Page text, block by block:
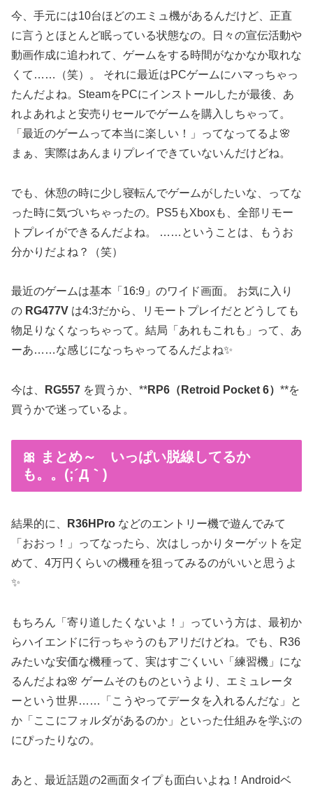
今、手元には10台ほどのエミュ機があるんだけど、正直
に言うとほとんど眠っている状態なの。日々の宣伝活動や
動画作成に追われて、ゲームをする時間がなかなか取れな
くて……（笑）。 それに最近はPCゲームにハマっちゃっ
たんだよね。SteamをPCにインストールしたが最後、あ
れよあれよと安売りセールでゲームを購入しちゃって。
「最近のゲームって本当に楽しい！」ってなってるよ🌸
まぁ、実際はあんまりプレイできていないんだけどね。
でも、休憩の時に少し寝転んでゲームがしたいな、ってな
った時に気づいちゃったの。PS5もXboxも、全部リモー
トプレイができるんだよね。 ……ということは、もうお
分かりだよね？（笑）
最近のゲームは基本「16:9」のワイド画面。 お気に入り
の RG477V は4:3だから、リモートプレイだとどうしても
物足りなくなっちゃって。結局「あれもこれも」って、あ
ーあ……な感じになっちゃってるんだよね✨
今は、 RG557 を買うか、**RP6（Retroid Pocket 6） **を
買うかで迷っているよ。
🎀 まとめ～ いっぱい脱線してるか
も。。(;´Д｀)
結果的に、 R36HPro などのエントリー機で遊んでみて
「おおっ！」ってなったら、次はしっかりターゲットを定
めて、4万円くらいの機種を狙ってみるのがいいと思うよ
✨
もちろん「寄り道したくないよ！」っていう方は、最初か
らハイエンドに行っちゃうのもアリだけどね。でも、R36
みたいな安価な機種って、実はすごくいい「練習機」にな
るんだよね🌸 ゲームそのものというより、エミュレータ
ーという世界……「こうやってデータを入れるんだな」と
か「ここにフォルダがあるのか」といった仕組みを学ぶの
にぴったりなの。
あと、最近話題の2画面タイプも面白いよね！Androidベ